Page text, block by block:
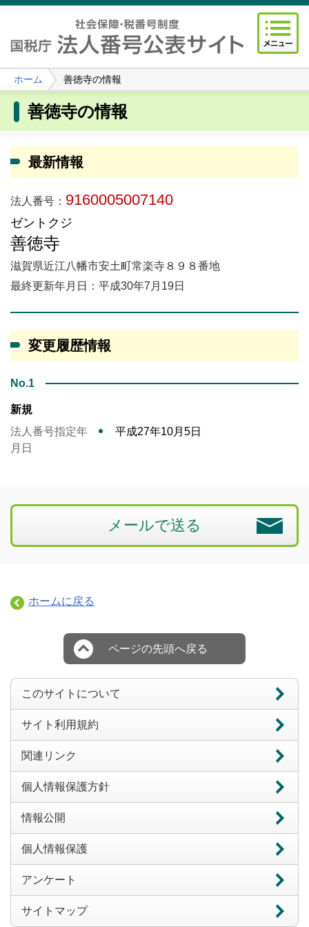
ホーム 善徳寺の情報
善徳寺の情報
最新情報
法人番号： 9160005007140
ゼントクジ
善徳寺
滋賀県近江八幡市安土町常楽寺８９８番地
最終更新年月日：平成30年7月19日
変更履歴情報
No.1
新規
法人番号指定年
月日
平成27年10月5日
メールで送る
ホームに戻る
ページの先頭へ戻る
このサイトについて
サイト利用規約
関連リンク
個人情報保護方針
情報公開
個人情報保護
アンケート
サイトマップ